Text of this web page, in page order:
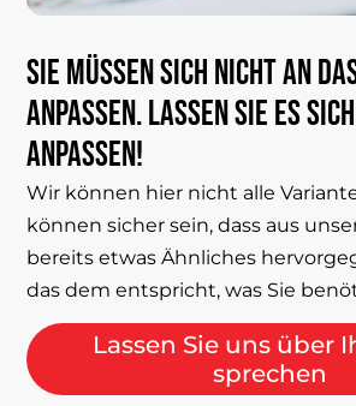
Sie müssensich nichtan
anpassen.LassenSie essich
anpassen!
Wir können hier nicht alle
können sicher sein, dass aus
bereits etwas Ähnliches
das dem entspricht, was Sie
Lassen Sie uns über
sprechen